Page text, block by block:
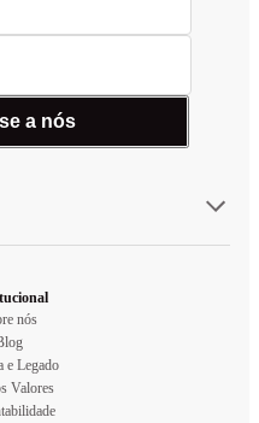
a nós
nós
e Legado
Valores